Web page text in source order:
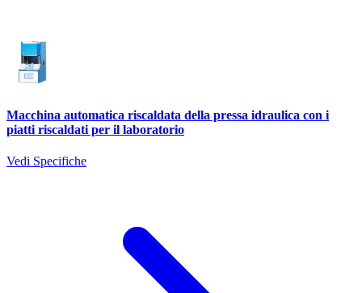
Macchina automatica riscaldata della pressa idraulica con i
piatti riscaldati per il laboratorio
Vedi Specifiche